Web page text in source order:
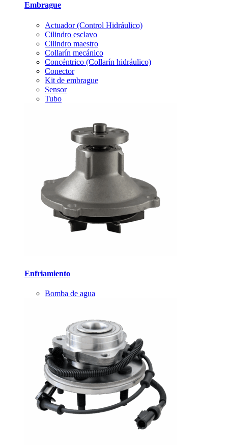
Embrague
Actuador (Control Hidráulico)
Cilindro esclavo
Cilindro maestro
Collarín mecánico
Concéntrico (Collarín hidráulico)
Conector
Kit de embrague
Sensor
Tubo
Enfriamiento
Bomba de agua